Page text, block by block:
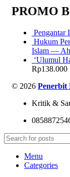
PROMO
Hukum
Islam —
‘Ulumul
Rp138.000
© 2026 Penerbit
Kritik &
Menu
Categories